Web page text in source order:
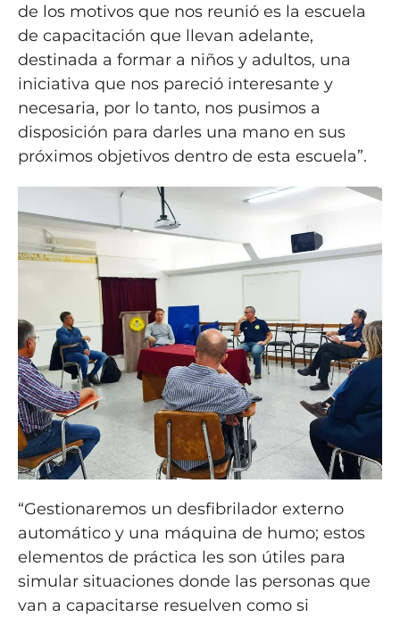
de los motivos que nos reunió es la escuela
de capacitación que llevan adelante,
destinada a formar a niños y adultos, una
iniciativa que nos pareció interesante y
necesaria, por lo tanto, nos pusimos a
disposición para darles una mano en sus
próximos objetivos dentro de esta escuela”.
“Gestionaremos un desfibrilador externo
automático y una máquina de humo; estos
elementos de práctica les son útiles para
simular situaciones donde las personas que
van a capacitarse resuelven como si